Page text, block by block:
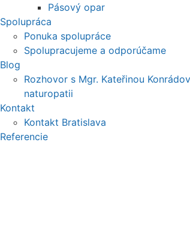
Pásový opar
Spolupráca
Ponuka spolupráce
Spolupracujeme a odporúčame
Blog
Rozhovor s Mgr. Kateřinou
naturopatii
Kontakt
Kontakt Bratislava
Referencie